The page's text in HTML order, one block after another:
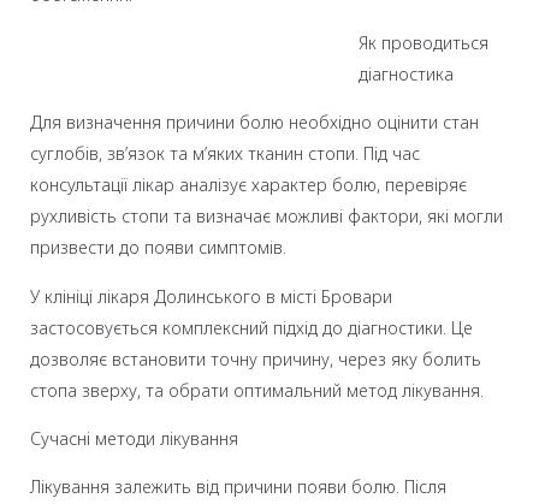
Як проводиться
діагностика
Для визначення причини болю необхідно оцінити стан
суглобів, зв’язок та м’яких тканин стопи. Під час
консультації лікар аналізує характер болю, перевіряє
рухливість стопи та визначає можливі фактори, які могли
призвести до появи симптомів.
У клініці лікаря Долинського в місті Бровари
застосовується комплексний підхід до діагностики. Це
дозволяє встановити точну причину, через яку болить
стопа зверху, та обрати оптимальний метод лікування.
Сучасні методи лікування
Лікування залежить від причини появи болю. Після